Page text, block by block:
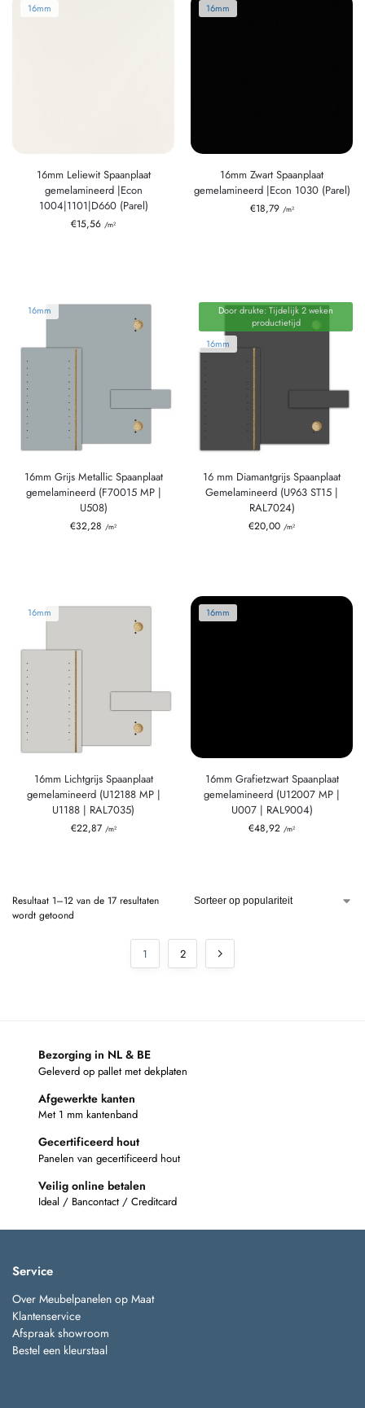
16mm
16mm Leliewit Spaanplaat
gemelamineerd |Econ
1004|1101|D660 (Parel)
€15,56 /m²
16mm
16mm Zwart Spaanplaat
gemelamineerd |Econ 1030 (Parel)
€18,79 /m²
16mm
16mm Grijs Metallic Spaanplaat
gemelamineerd (F70015 MP |
U508)
€32,28 /m²
Door drukte: Tijdelijk 2 weken
productietijd
16mm
16 mm Diamantgrijs Spaanplaat
Gemelamineerd (U963 ST15 |
RAL7024)
€20,00 /m²
16mm
16mm Lichtgrijs Spaanplaat
gemelamineerd (U12188 MP |
U1188 | RAL7035)
€22,87 /m²
16mm
16mm Grafietzwart Spaanplaat
gemelamineerd (U12007 MP |
U007 | RAL9004)
€48,92 /m²
Resultaat 1–12 van de 17 resultaten
wordt getoond
1 2
Bezorging in NL & BE
Geleverd op pallet met dekplaten
Afgewerkte kanten
Met 1 mm kantenband
Gecertificeerd hout
Panelen van gecertificeerd hout
Veilig online betalen
Ideal / Bancontact / Creditcard
Service
Over Meubelpanelen op Maat
Klantenservice
Afspraak showroom
Bestel een kleurstaal